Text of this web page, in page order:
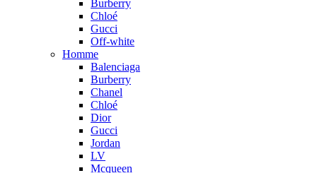
Burberry
Chloé
Gucci
Off-white
Homme
Balenciaga
Burberry
Chanel
Chloé
Dior
Gucci
Jordan
LV
Mcqueen